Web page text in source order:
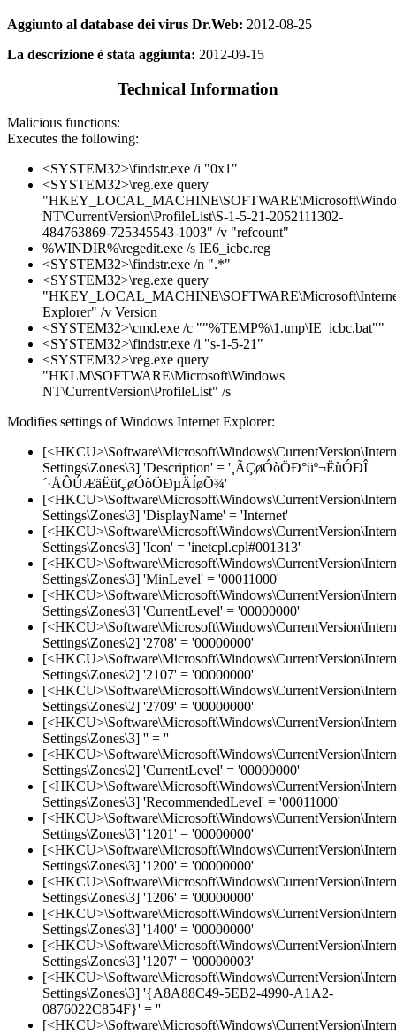
Aggiunto al database dei virus Dr.Web: 2012-08-25
La descrizione è stata aggiunta: 2012-09-15
Technical Information
Malicious functions:
Executes the following:
<SYSTEM32>\findstr.exe /i "0x1"
<SYSTEM32>\reg.exe query
NT\CurrentVersion\ProfileList\S-1-5-21-2052111302-
484763869-725345543-1003" /v "refcount"
%WINDIR%\regedit.exe /s IE6_icbc.reg
<SYSTEM32>\findstr.exe /n ".*"
<SYSTEM32>\reg.exe query
Explorer" /v Version
<SYSTEM32>\cmd.exe /c ""%TEMP%\1.tmp\IE_icbc.bat""
<SYSTEM32>\findstr.exe /i "s-1-5-21"
<SYSTEM32>\reg.exe query
"HKLM\SOFTWARE\Microsoft\Windows
NT\CurrentVersion\ProfileList" /s
Modifies settings of Windows Internet Explorer:
Settings\Zones\3] 'Description' = '¸ÃÇøÓòÖÐ°üº¬ËùÓÐÎ
´·ÅÔÚÆäËüÇøÓòÖÐµÄÍøÕ¾'
Settings\Zones\3] 'DisplayName' = 'Internet'
Settings\Zones\3] 'Icon' = 'inetcpl.cpl#001313'
Settings\Zones\3] 'MinLevel' = '00011000'
Settings\Zones\3] 'CurrentLevel' = '00000000'
Settings\Zones\2] '2708' = '00000000'
Settings\Zones\2] '2107' = '00000000'
Settings\Zones\2] '2709' = '00000000'
Settings\Zones\3] '' = ''
Settings\Zones\2] 'CurrentLevel' = '00000000'
Settings\Zones\3] 'RecommendedLevel' = '00011000'
Settings\Zones\3] '1201' = '00000000'
Settings\Zones\3] '1200' = '00000000'
Settings\Zones\3] '1206' = '00000000'
Settings\Zones\3] '1400' = '00000000'
Settings\Zones\3] '1207' = '00000003'
Settings\Zones\3] '{A8A88C49-5EB2-4990-A1A2-
0876022C854F}' = ''